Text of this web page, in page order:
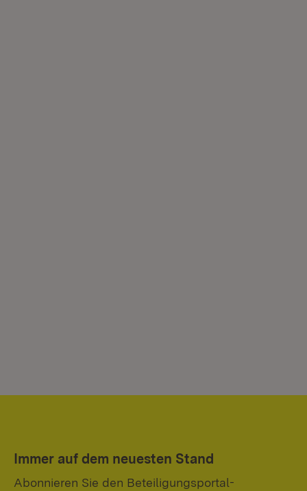
Immer auf dem neuesten Stand
Abonnieren Sie den Beteiligungsportal-